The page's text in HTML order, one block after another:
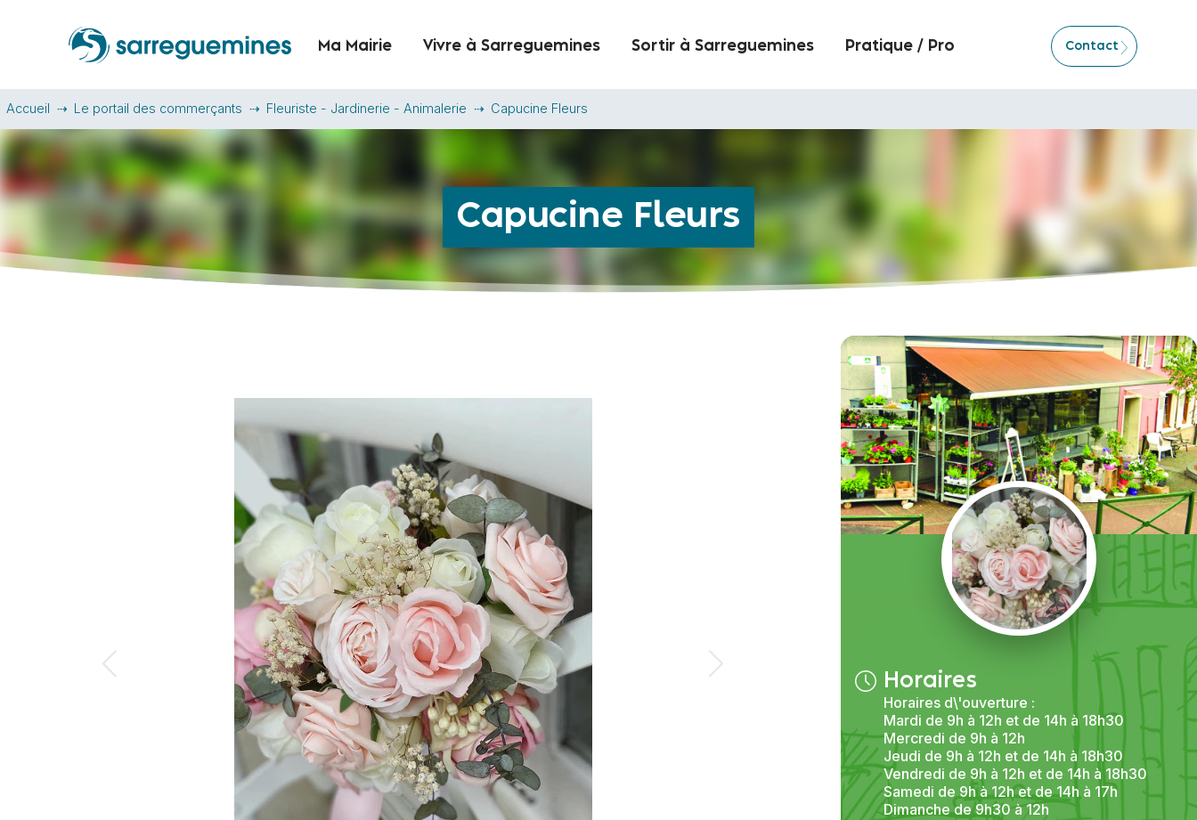
Ma Mairie Vivre à Sarreguemines Sortir à Sarreguemines Pratique / Pro Contact
Accueil Le portail des commerçants Fleuriste - Jardinerie - Animalerie Capucine Fleurs
Capucine Fleurs
Horaires
Horaires d\'ouverture :
Mardi de 9h à 12h et de 14h à 18h30
Mercredi de 9h à 12h
Jeudi de 9h à 12h et de 14h à 18h30
Vendredi de 9h à 12h et de 14h à 18h30
Samedi de 9h à 12h et de 14h à 17h
Dimanche de 9h30 à 12h